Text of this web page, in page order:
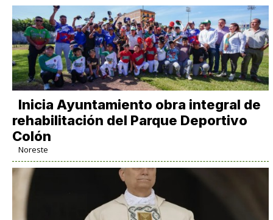
Inicia Ayuntamiento obra integral de
rehabilitación del Parque Deportivo
Colón
Noreste